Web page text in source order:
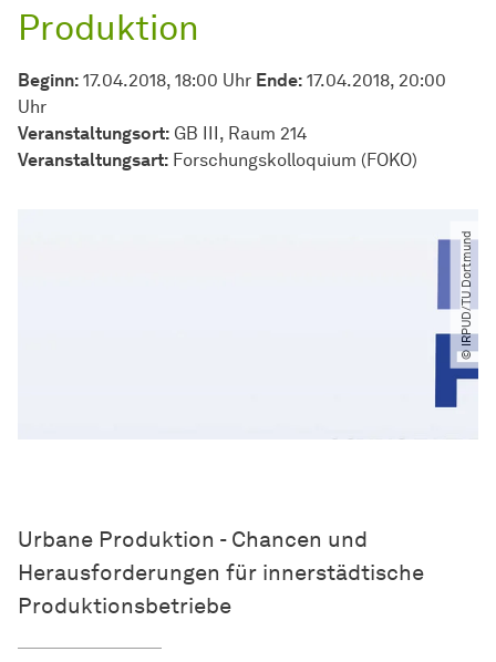
Produktion
Beginn: 17.04.2018, 18:00 Uhr Ende: 17.04.2018, 20:00
Uhr
Veranstaltungsort: GB III, Raum 214
Veran­stal­tungs­art: Forschungs­kolloquium (FOKO)
© IRPUD​/​TU Dortmund
Urbane Produktion - Chancen und
Herausforderungen für innerstädtische
Produktionsbetriebe